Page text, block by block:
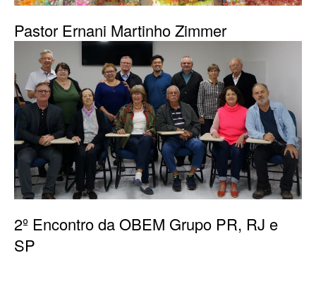
Pastor Ernani Martinho Zimmer
2º Encontro da OBEM Grupo PR, RJ e
SP